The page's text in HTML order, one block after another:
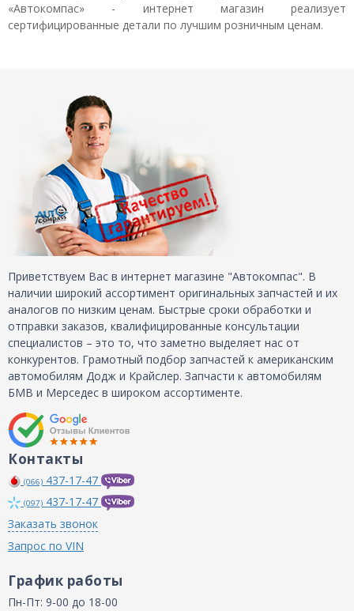
«Автокомпас» - интернет магазин реализует
сертифицированные детали по лучшим розничным ценам.
Приветствуем Вас в интернет магазине "Автокомпас". В
наличии широкий ассортимент оригинальных запчастей и их
аналогов по низким ценам. Быстрые сроки обработки и
отправки заказов, квалифицированные консультации
специалистов – это то, что заметно выделяет нас от
конкурентов. Грамотный подбор запчастей к американским
автомобилям Додж и Крайслер. Запчасти к автомобилям
БМВ и Мерседес в широком ассортименте.
Контакты
(066) 437-17-47
(097) 437-17-47
Заказать звонок
Запрос по VIN
График работы
Пн-Пт: 9-00 до 18-00